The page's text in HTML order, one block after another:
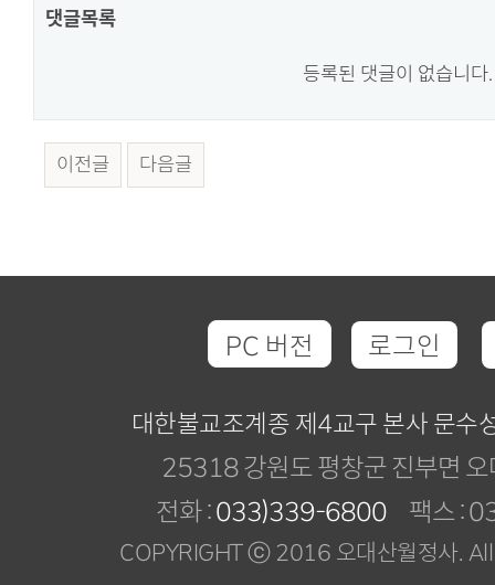
댓글목록
등록된 댓글이 없습니다.
이전글 다음글
PC 버전 로그인
대한불교조계종 제4교구 본사 문수
25318 강원도 평창군 진부면
전화 :033)339-6800 팩스 :
COPYRIGHT ⓒ 2016 오대산월정사.